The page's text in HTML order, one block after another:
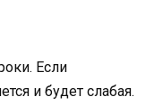
Если
и будет слабая.